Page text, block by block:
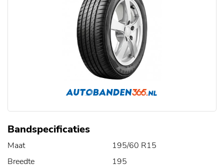
Bandspecificaties
Maat
195/60 R15
Breedte
195